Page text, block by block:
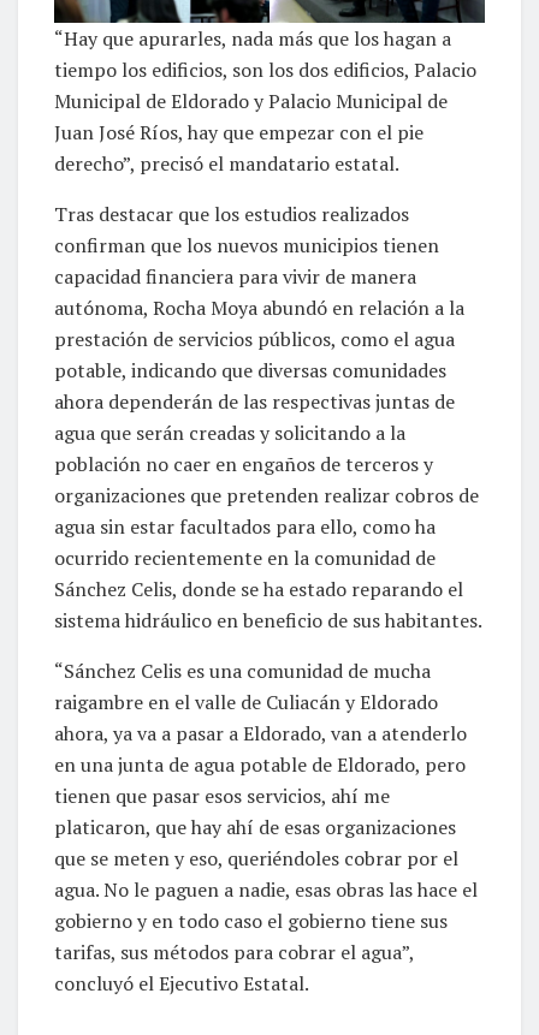
“Hay que apurarles, nada más que los hagan a
tiempo los edificios, son los dos edificios, Palacio
Municipal de Eldorado y Palacio Municipal de
Juan José Ríos, hay que empezar con el pie
derecho”, precisó el mandatario estatal.
Tras destacar que los estudios realizados
confirman que los nuevos municipios tienen
capacidad financiera para vivir de manera
autónoma, Rocha Moya abundó en relación a la
prestación de servicios públicos, como el agua
potable, indicando que diversas comunidades
ahora dependerán de las respectivas juntas de
agua que serán creadas y solicitando a la
población no caer en engaños de terceros y
organizaciones que pretenden realizar cobros de
agua sin estar facultados para ello, como ha
ocurrido recientemente en la comunidad de
Sánchez Celis, donde se ha estado reparando el
sistema hidráulico en beneficio de sus habitantes.
“Sánchez Celis es una comunidad de mucha
raigambre en el valle de Culiacán y Eldorado
ahora, ya va a pasar a Eldorado, van a atenderlo
en una junta de agua potable de Eldorado, pero
tienen que pasar esos servicios, ahí me
platicaron, que hay ahí de esas organizaciones
que se meten y eso, queriéndoles cobrar por el
agua. No le paguen a nadie, esas obras las hace el
gobierno y en todo caso el gobierno tiene sus
tarifas, sus métodos para cobrar el agua”,
concluyó el Ejecutivo Estatal.